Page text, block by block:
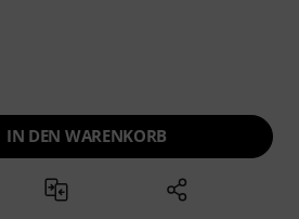
IN DEN WARENKORB